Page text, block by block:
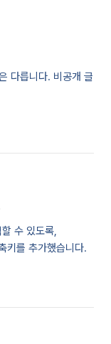
다릅니다. 비공개 글
수 있도록,
키를 추가했습니다.